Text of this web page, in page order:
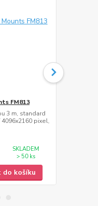
FM813
3 m, standard
pixel,
SKLADEM
> 50 ks
do košíku